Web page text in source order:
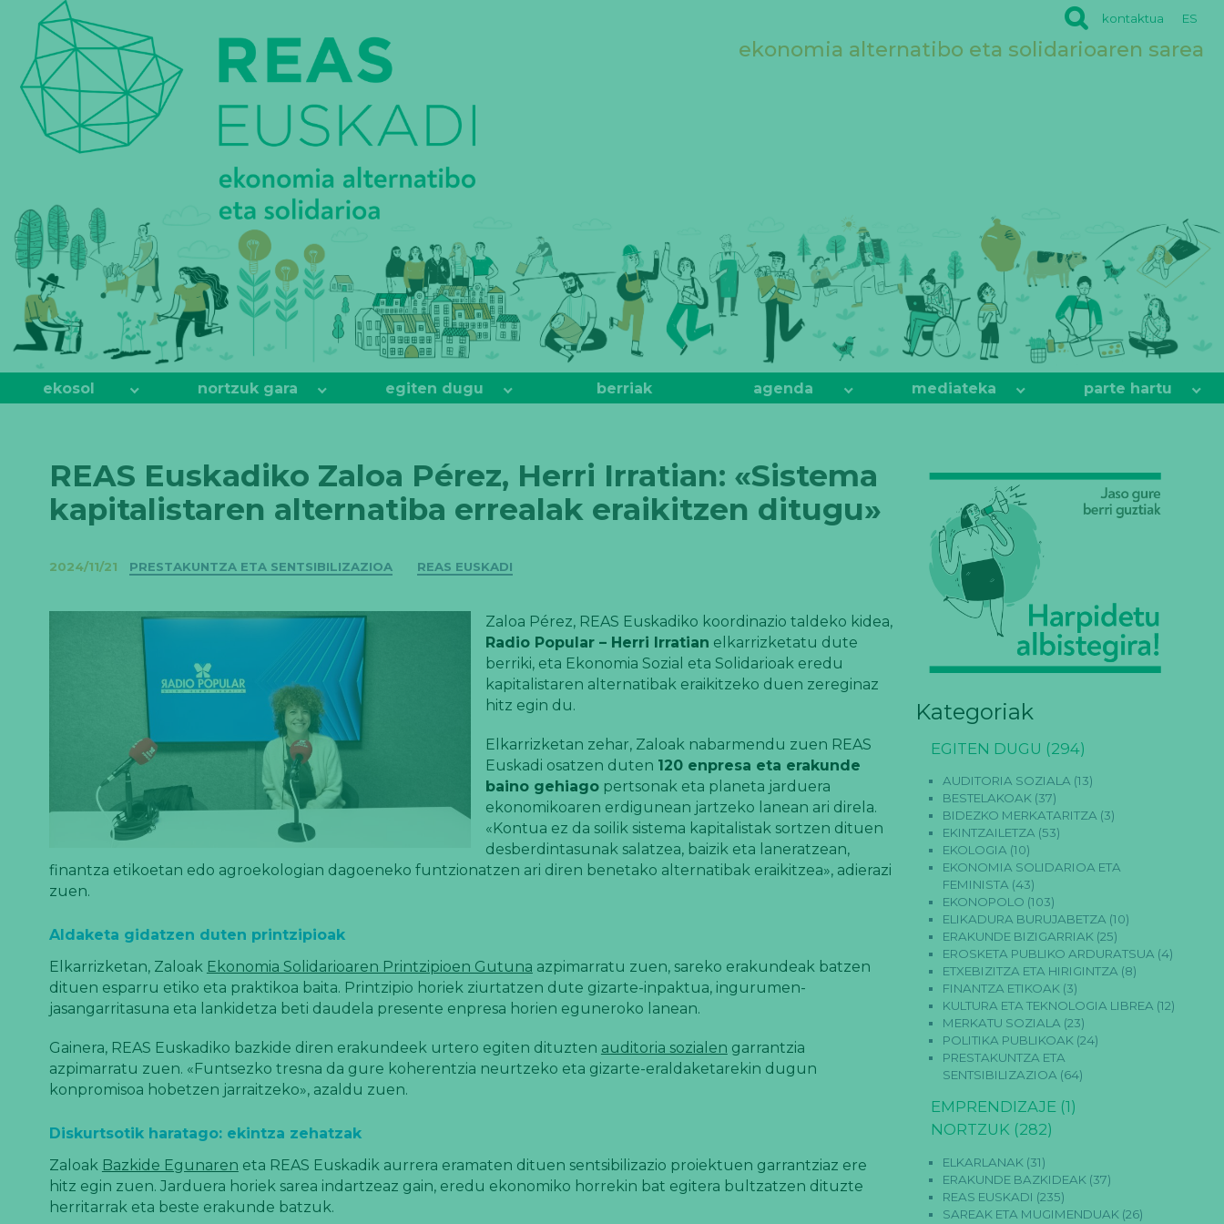
REAS
EUSKADI
kontaktua ES
ekonomia alternatibo eta solidarioaren sarea
ekosol nortzuk gara egiten dugu berriak agenda mediateka parte hartu
REAS Euskadiko Zaloa Pérez, Herri Irratian: «Sistema
kapitalistaren alternatiba errealak eraikitzen ditugu»
2024/11/21 Kategoriak
PRESTAKUNTZA ETA SENTSIBILIZAZIOA REAS EUSKADI
Zaloa Pérez, REAS Euskadiko koordinazio taldeko kidea,
Radio Popular – Herri Irratian elkarrizketatu dute
berriki, eta Ekonomia Sozial eta Solidarioak eredu
kapitalistaren alternatibak eraikitzeko duen zereginaz
hitz egin du.
Elkarrizketan zehar, Zaloak nabarmendu zuen REAS
Euskadi osatzen duten 120 enpresa eta erakunde
baino gehiagopertsonak eta planeta jarduera
ekonomikoaren erdigunean jartzeko lanean ari direla.
«Kontua ez da soilik sistema kapitalistak sortzen dituen
desberdintasunak salatzea, baizik eta laneratzean,
finantza etikoetan edo agroekologian dagoeneko funtzionatzen ari diren benetako alternatibak eraikitzea», adierazi
zuen.
Aldaketa gidatzen duten printzipioak
Elkarrizketan, Zaloak Ekonomia Solidarioaren Printzipioen Gutuna azpimarratu zuen, sareko erakundeak batzen
dituen esparru etiko eta praktikoa baita. Printzipio horiek ziurtatzen dute gizarte-inpaktua, ingurumen-
jasangarritasuna eta lankidetza beti daudela presente enpresa horien eguneroko lanean.
Gainera, REAS Euskadiko bazkide diren erakundeek urtero egiten dituzten auditoria sozialen garrantzia
azpimarratu zuen. «Funtsezko tresna da gure koherentzia neurtzeko eta gizarte-eraldaketarekin dugun
konpromisoa hobetzen jarraitzeko», azaldu zuen.
Diskurtsotik haratago: ekintza zehatzak
Zaloak Bazkide Egunaren eta REAS Euskadik aurrera eramaten dituen sentsibilizazio proiektuen garrantziaz ere
hitz egin zuen. Jarduera horiek sarea indartzeaz gain, eredu ekonomiko horrekin bat egitera bultzatzen dituzte
herritarrak eta beste erakunde batzuk.
Kategoriak
EGITEN DUGU (294)
AUDITORIA SOZIALA (13)
BESTELAKOAK (37)
BIDEZKO MERKATARITZA (3)
EKINTZAILETZA (53)
EKOLOGIA (10)
EKONOMIA SOLIDARIOA ETA
FEMINISTA (43)
EKONOPOLO (103)
ELIKADURA BURUJABETZA (10)
ERAKUNDE BIZIGARRIAK (25)
EROSKETA PUBLIKO ARDURATSUA (4)
ETXEBIZITZA ETA HIRIGINTZA (8)
FINANTZA ETIKOAK (3)
KULTURA ETA TEKNOLOGIA LIBREA (12)
MERKATU SOZIALA (23)
POLITIKA PUBLIKOAK (24)
PRESTAKUNTZA ETA
SENTSIBILIZAZIOA (64)
EMPRENDIZAJE(1)
NORTZUK(282)
ELKARLANAK (31)
ERAKUNDE BAZKIDEAK (37)
REAS EUSKADI (235)
SAREAK ETA MUGIMENDUAK (26)